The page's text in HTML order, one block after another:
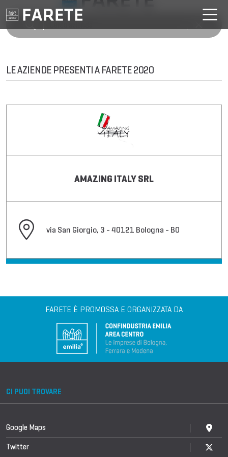
LE AZIENDE PRESENTI A FARETE 2020
AMAZING ITALY SRL
via San Giorgio, 3 - 40121 Bologna - BO
FARETE È PROMOSSA E ORGANIZZATA DA
CI PUOI TROVARE
Google Maps
Twitter